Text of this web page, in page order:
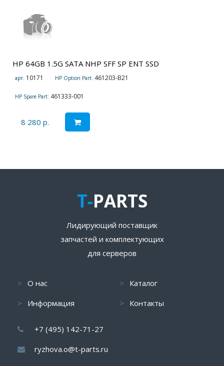
HP 64GB 1.5G SATA NHP SFF SP ENT SSD
арт. 10171 HP Option Part: 461203-B21
HP Spare Part: 461333-001
8 280 р.
T-PARTS
Лидирующий поставщик
запчастей и комплектующих
для серверов
О нас
Информация
Каталог
Контакты
+7 (495) 142-71-27
ryzhova.o@t-parts.ru